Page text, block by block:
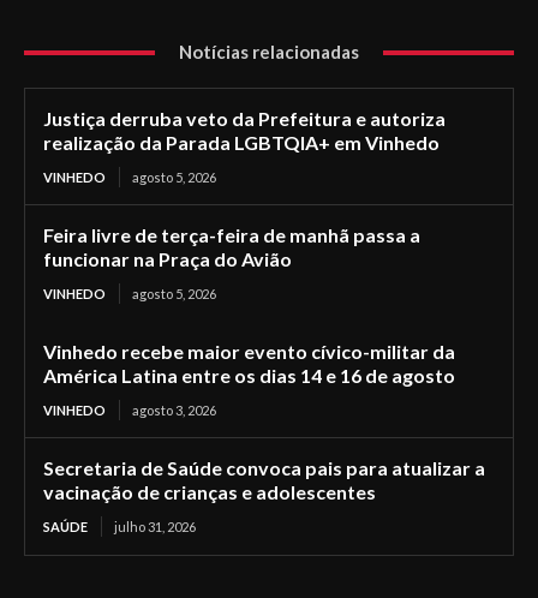
Notícias relacionadas
Justiça derruba veto da Prefeitura e autoriza
realização da Parada LGBTQIA+ em Vinhedo
VINHEDO agosto 5, 2026
Feira livre de terça-feira de manhã passa a
funcionar na Praça do Avião
VINHEDO agosto 5, 2026
Vinhedo recebe maior evento cívico-militar da
América Latina entre os dias 14 e 16 de agosto
VINHEDO agosto 3, 2026
Secretaria de Saúde convoca pais para atualizar a
vacinação de crianças e adolescentes
SAÚDE julho 31, 2026